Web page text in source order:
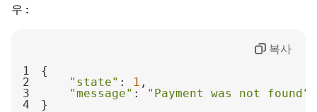
우 :
1
2
"state" : 1
3
"message" :
"Payment was not found"
4
}
복사